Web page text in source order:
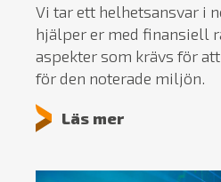
Vi tar ett helhetsansvar i
hjälper er med finansiell
aspekter som krävs för
för den noterade miljön.
Läs mer